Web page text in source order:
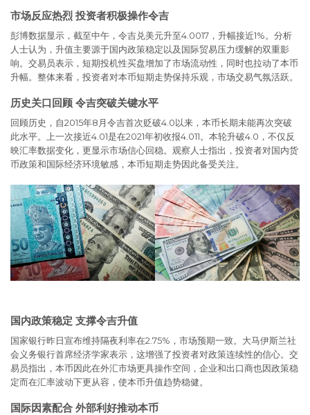
市场反应热烈 投资者积极操作令吉
彭博数据显示，截至中午，令吉兑美元升至4.0017，升幅接近1%。分析
人士认为，升值主要源于国内政策稳定以及国际贸易压力缓解的双重影
响。交易员表示，短期投机性买盘增加了市场流动性，同时也拉动了本币
升幅。整体来看，投资者对本币短期走势保持乐观，市场交易气氛活跃。
历史关口回顾 令吉突破关键水平
回顾历史，自2015年8月令吉首次贬破4.0以来，本币长期未能再次突破
此水平。上一次接近4.01是在2021年初收报4.011。本轮升破4.0，不仅反
映汇率数据变化，更显示市场信心回稳。观察人士指出，投资者对国内货
币政策和国际经济环境敏感，本币短期走势因此备受关注。
国内政策稳定 支撑令吉升值
国家银行昨日宣布维持隔夜利率在2.75%，市场预期一致。大马伊斯兰社
会义务银行首席经济学家表示，这增强了投资者对政策连续性的信心。交
易员指出，本币因此在外汇市场更具操作空间，企业和出口商也因政策稳
定而在汇率波动下更从容，使本币升值趋势稳健。
国际因素配合 外部利好推动本币